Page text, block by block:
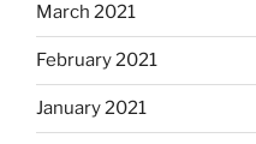
March 2021
February 2021
January 2021